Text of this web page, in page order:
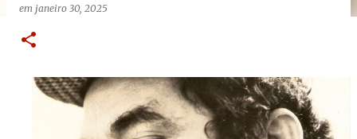
em janeiro 30, 2025